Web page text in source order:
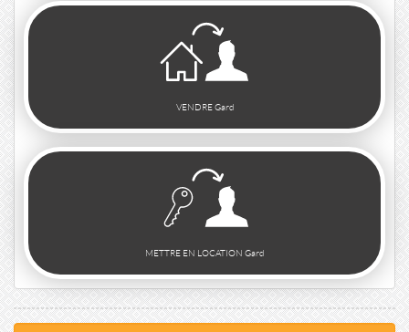
VENDRE Gard
METTRE EN LOCATION Gard